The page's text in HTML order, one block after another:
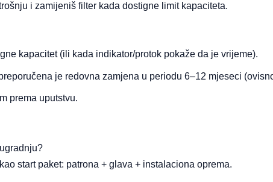
i zamijeniš filter kada dostigne limit kapaciteta.
kapacitet (ili kada indikator/protok pokaže da je vrijeme).
je redovna zamjena u periodu 6–12 mjeseci
prema uputstvu.
start paket: patrona + glava + instalaciona oprema.